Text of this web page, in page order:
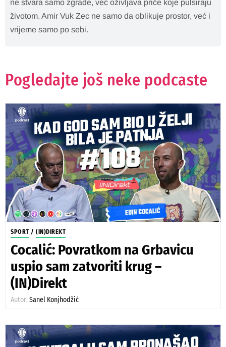
ne stvara samo zgrade, već oživljava priče koje pulsiraju
životom. Amir Vuk Zec ne samo da oblikuje prostor, već i
vrijeme samo po sebi.
Pogledajte još neke podcaste
SPORT / (IN)DIREKT
Cocalić: Povratkom na Grbavicu
uspio sam zatvoriti krug –
(IN)Direkt
Autor: Sanel Konjhodžić